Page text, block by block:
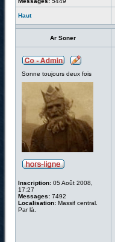
Haut
Ar Soner
Sonne toujours deux fois
Inscription: 05 Août 2008,
17:27
Messages: 7492
Localisation: Massif central.
Par là.